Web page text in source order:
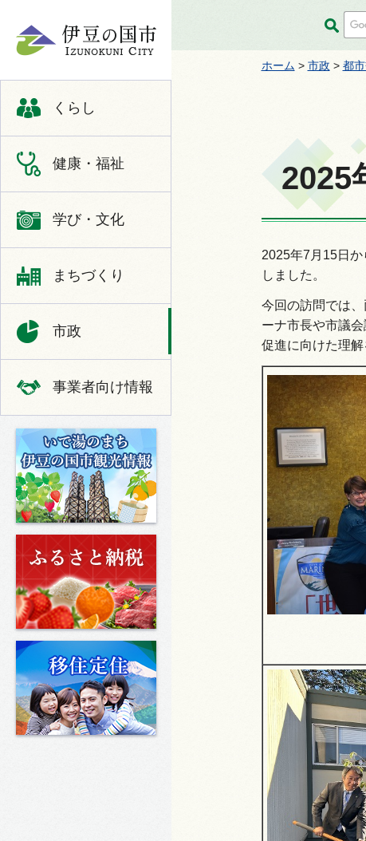
くらし
健康・福祉
学び・文化
まちづくり
市政
事業者向け情報
いで湯のまち 伊豆の国市の観光情
ホーム > 市政 > 都
2025
2025年7月15日
しました。
今回の訪問では
ーナ市長や市議
促進に向けた理解